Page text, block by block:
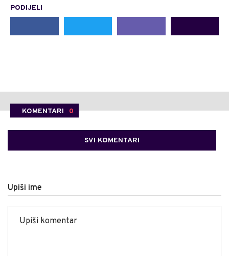
PODIJELI
KOMENTARI 0
SVI KOMENTARI
Upiši ime